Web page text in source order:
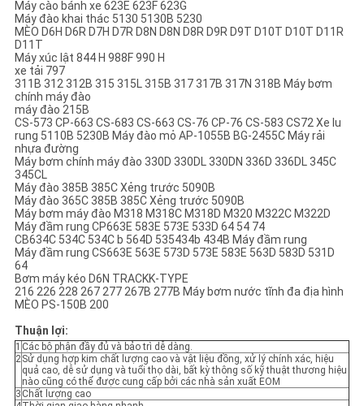
Máy cào bánh xe 623E 623F 623G
Máy đào khai thác 5130 5130B 5230
MÈO D6H D6R D7H D7R D8N D8N D8R D9R D9T D10T D10T D11R
D11T
Máy xúc lật 844 H 988F 990 H
xe tải 797
311B 312 312B 315 315L 315B 317 317B 317N 318B Máy bơm
chính máy đào
máy đào 215B
CS-573 CP-663 CS-683 CS-663 CS-76 CP-76 CS-583 CS72 Xe lu
rung 5110B 5230B Máy đào mỏ AP-1055B BG-2455C Máy rải
nhựa đường
Máy bơm chính máy đào 330D 330DL 330DN 336D 336DL 345C
345CL
Máy đào 385B 385C Xẻng trước 5090B
Máy đào 365C 385B 385C Xẻng trước 5090B
Máy bơm máy đào M318 M318C M318D M320 M322C M322D
Máy đầm rung CP663E 583E 573E 533D 64 54 74
CB634C 534C 534C b 564D 535434b 434B Máy đầm rung
Máy đầm rung CS663E 563E 573D 573E 583E 563D 583D 531D
64
Bơm máy kéo D6N TRACKK-TYPE
216 226 228 267 277 267B 277B Máy bơm nước tĩnh đa địa hình
MÈO PS-150B 200
Thuận lợi:
1 Các bộ phận đầy đủ và bảo trì dễ dàng.
2Sử dụng hợp kim chất lượng cao và vật liệu đồng, xử lý chính xác, hiệu
quả cao, dễ sử dụng và tuổi thọ dài, bất kỳ thông số kỹ thuật thương hiệu
nào cũng có thể được cung cấp bởi các nhà sản xuất EOM
3 Chất lượng cao